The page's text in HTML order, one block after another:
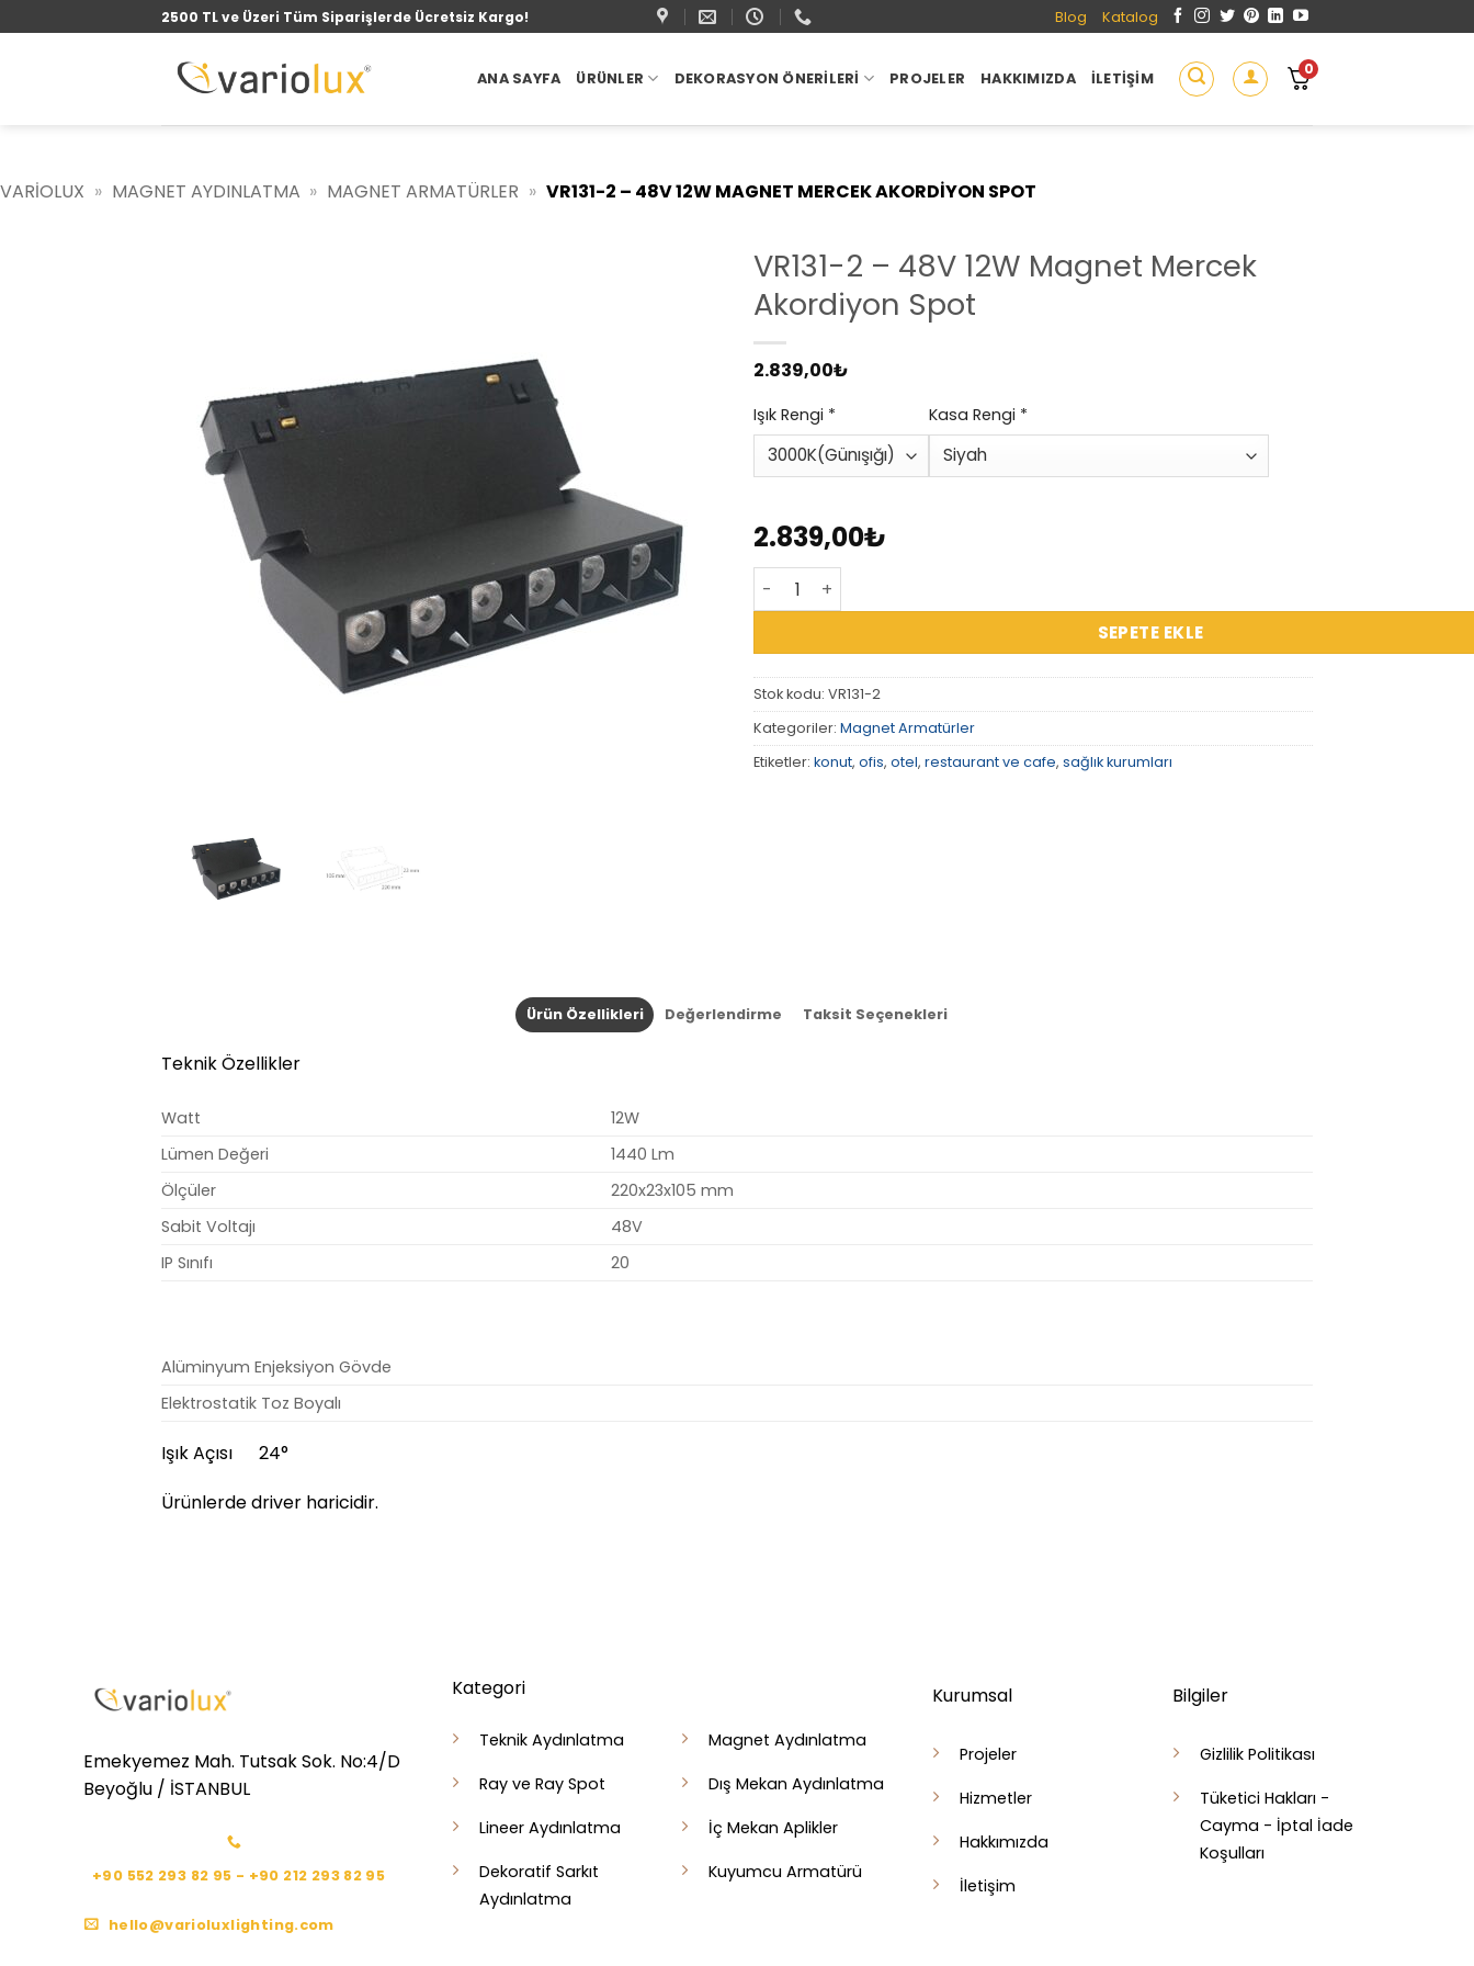
atla
2500 TL ve Üzeri Tüm Siparişlerde Ücretsiz Kargo! Blog Katalog
ANA SAYFA ÜRÜNLER DEKORASYON ÖNERILERI PROJELER HAKKIMIZDA İLETIŞIM
0
VARIOLUX » MAGNET AYDINLATMA » MAGNET ARMATÜRLER » VR131-2 – 48V 12W MAGNET MERCEK AKORDIYON SPOT
VR131-2 – 48V 12W Magnet Mercek
Akordiyon Spot
2.839,00₺
Işık Rengi * Kasa Rengi *
2.839,00₺
VR131-2 - 48V 12W Magnet Mercek Akordiyon Spot adet
SEPETE EKLE
Stok kodu: VR131-2
Kategoriler: Magnet Armatürler
Etiketler: konut, ofis, otel, restaurant ve cafe, sağlık kurumları
Ürün Özellikleri Değerlendirme Taksit Seçenekleri
Teknik Özellikler
Watt
12W
Lümen Değeri
1440 Lm
Ölçüler
220x23x105 mm
Sabit Voltajı
48V
IP Sınıfı
20
Alüminyum Enjeksiyon Gövde
Elektrostatik Toz Boyalı
Işık Açısı 24°
Ürünlerde driver haricidir.
Emekyemez Mah. Tutsak Sok. No:4/D
Beyoğlu / İSTANBUL
+90 552 293 82 95 - +90 212 293 82 95
hello@varioluxlighting.com
Kategori
Teknik Aydınlatma
Ray ve Ray Spot
Lineer Aydınlatma
Dekoratif Sarkıt
Aydınlatma
Magnet Aydınlatma
Dış Mekan Aydınlatma
İç Mekan Aplikler
Kuyumcu Armatürü
Kurumsal
Projeler
Hizmetler
Hakkımızda
İletişim
Bilgiler
Gizlilik Politikası
Tüketici Hakları -
Cayma - İptal İade
Koşulları